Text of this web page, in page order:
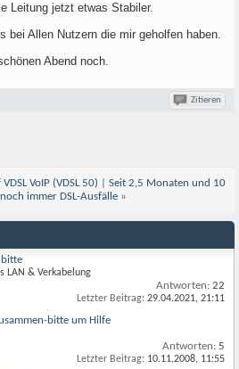
Leitung jetzt etwas Stabiler.
bei Allen Nutzern die mir geholfen haben.
Abend noch.
Zitieren
VoIP (VDSL 50)
Seit 2,5 Monaten und 10
immer DSL-Ausfälle »
bitte
LAN & Verkabelung
Antworten: 22
Letzter Beitrag: 29.04.2021, 21:11
bitte um Hilfe
Antworten: 5
Letzter Beitrag: 10.11.2008, 11:55